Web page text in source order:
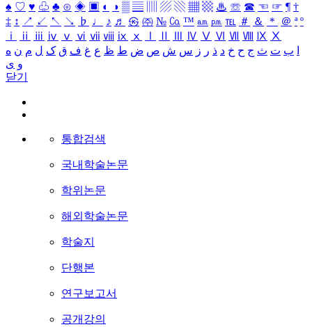
♠ ♡ ♥ ♧ ♣ ⊙ ◈ ▣ ◐ ◑ ▒ ▤ ▨ ▧ ▦ ▩ ♨ ☏ ☎ ☜ ☞ ¶ †
‡ ↕ ↗ ↙ ↖ ↘ ♭ ♩ ♪ ♬ ㉿ ㈜ № ㏇ ™ ㏂ ㏘ ℡ ＃ ＆ ＊ ＠ ª º
ⅰ
ⅱ ⅲ ⅳ ⅴ ⅵ ⅶ ⅷ ⅸ ⅹ Ⅳ Ⅴ Ⅵ Ⅶ Ⅷ Ⅸ Ⅹ
ب ت ث ج ح خ د ذ ر ز س ش ص ض ط ظ ع غ ف ق ک ل م ن ه
و ی
닫기
통합검색
국내학술논문
학위논문
해외학술논문
학술지
단행본
연구보고서
공개강의